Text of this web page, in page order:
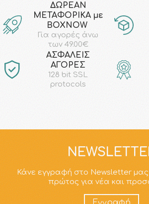
ΔΩΡΕΑΝ
ΜΕΤΑΦΟΡΙΚΑ με
ΒΟΧΝΟW
Για αγορές άνω
των 49.00€
AΣΦΑΛΕΙΣ
ΑΓΟΡΕΣ
128 bit SSL
protocols
Κάνε εγγραφή στο Newsletter
πρώτος για νέα και